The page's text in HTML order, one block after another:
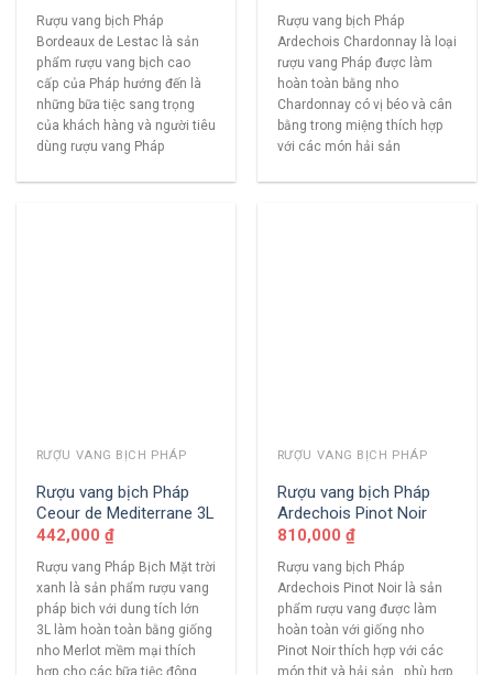
Rượu vang bịch Pháp
Bordeaux de Lestac là sản
phẩm rượu vang bịch cao
cấp của Pháp hướng đến là
những bữa tiệc sang trọng
của khách hàng và người tiêu
dùng rượu vang Pháp
Rượu vang bịch Pháp
Ardechois Chardonnay là loại
rượu vang Pháp được làm
hoàn toàn bằng nho
Chardonnay có vị béo và cân
bằng trong miệng thích hợp
với các món hải sản
RƯỢU VANG BỊCH PHÁP
Rượu vang bịch Pháp
Ceour de Mediterrane 3L
442,000 ₫
Rượu vang Pháp Bịch Mặt trời
xanh là sản phẩm rượu vang
pháp bich với dung tích lớn
3L làm hoàn toàn bằng giống
nho Merlot mềm mại thích
hợp cho các bữa tiệc đông
RƯỢU VANG BỊCH PHÁP
Rượu vang bịch Pháp
Ardechois Pinot Noir
810,000 ₫
Rượu vang bịch Pháp
Ardechois Pinot Noir là sản
phẩm rượu vang được làm
hoàn toàn với giống nho
Pinot Noir thích hợp với các
món thịt và hải sản , phù hợp